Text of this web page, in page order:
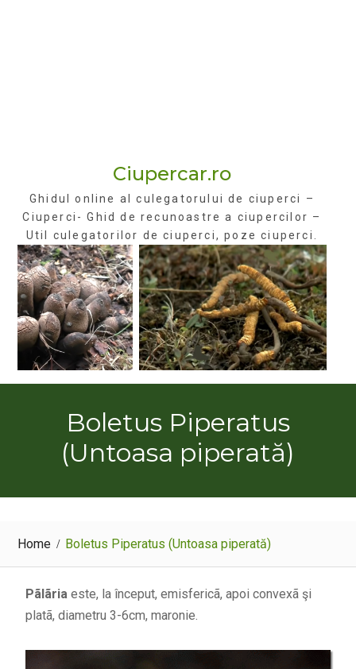
Ciupercar.ro
Ghidul online al culegatorului de ciuperci –
Ciuperci- Ghid de recunoastre a ciupercilor –
Util culegatorilor de ciuperci, poze ciuperci.
Boletus Piperatus
(Untoasa piperată)
Home Boletus Piperatus (Untoasa piperată)
Pãlãriaeste, la început, emisfericã, apoi convexã şi
platã, diametru 3-6cm, maronie.